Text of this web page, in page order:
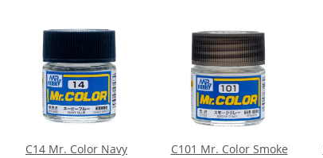
C14 Mr. Color Navy
C101 Mr. Color Smoke